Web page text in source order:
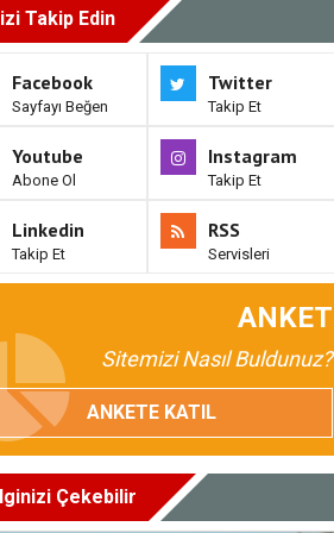
Takip Edin
Facebook
Sayfayı Beğen
Twitter
Takip Et
Youtube
Abone Ol
Instagram
Takip Et
Linkedin
Takip Et
RSS
Servisleri
ANKET
Sitemizi Nasıl Buldunuz?
ANKETE KATIL
Çekebilir